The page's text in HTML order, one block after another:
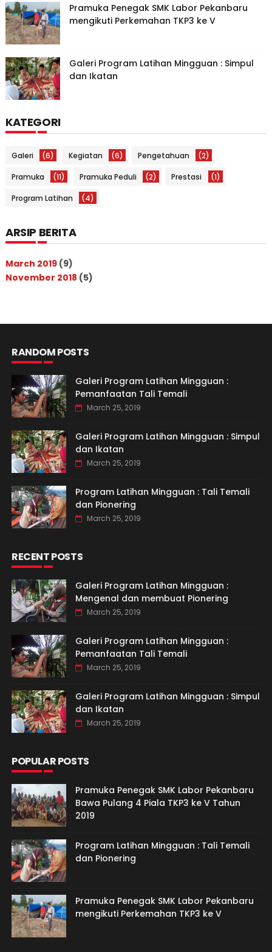
Pramuka Penegak SMK Labor Pekanbaru
mengikuti Perkemahan TKP3 ke V
Galeri Program Latihan Mingguan : Simpul
dan Ikatan
KATEGORI
Galeri (6) Kegiatan (6) Pengetahuan (2)
Pramuka (11) Pramuka Peduli (2) Prestasi (1)
Program Latihan (4)
ARSIP BERITA
March 2019(9)
November 2018 (5)
RANDOM POSTS
Galeri Program Latihan Mingguan :
Pemanfaatan Tali Temali
March 25, 2019
Galeri Program Latihan Mingguan : Simpul
dan Ikatan
March 25, 2019
Program Latihan Mingguan : Tali Temali
dan Pionering
March 25, 2019
RECENT POSTS
Galeri Program Latihan Mingguan :
Mengenal dan membuat Pionering
March 25, 2019
Galeri Program Latihan Mingguan :
Pemanfaatan Tali Temali
March 25, 2019
Galeri Program Latihan Mingguan : Simpul
dan Ikatan
March 25, 2019
POPULAR POSTS
Pramuka Penegak SMK Labor Pekanbaru
Bawa Pulang 4 Piala TKP3 ke V Tahun
2019
Program Latihan Mingguan : Tali Temali
dan Pionering
Pramuka Penegak SMK Labor Pekanbaru
mengikuti Perkemahan TKP3 ke V